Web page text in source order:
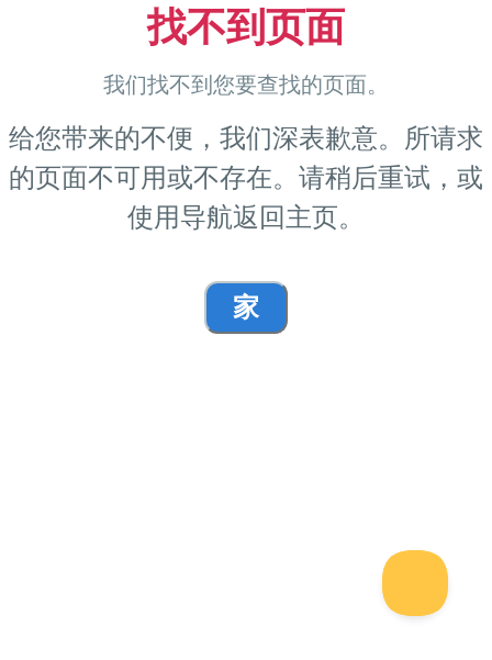
找不到页面
我们找不到您要查找的页面。
给您带来的不便，我们深表歉意。所请求
的页面不可用或不存在。请稍后重试，或
使用导航返回主页。
家